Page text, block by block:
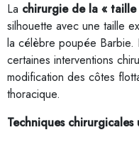
La chirurgie de la « taille
silhouette avec une taille
la célèbre poupée
certaines interventions
modification des côtes
thoracique.
Techniques chirurgicales